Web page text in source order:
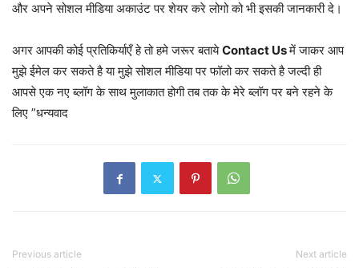
और अपने सोशल मीडिया अकाउंट पर शेयर करे लोगो को भी इसकी जानकारी दे।
अगर आपकी कोई प्रतिकिर्याएँ हे तो हमे जरूर बतायेContact Usमें जाकर आप
मुझे ईमेल कर सकते है या मुझे सोशल मीडिया पर फॉलो कर सकते है जल्दी ही
आपसे एक नए ब्लॉग के साथ मुलाकात होगी तब तक के मेरे ब्लॉग पर बने रहने के
लिए ”धन्यवाद
Previous article Next article